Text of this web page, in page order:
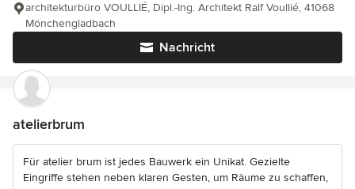
Nachricht
architekturbüro VOULLIÉ, Dipl.-Ing. Architekt Ralf Voullié, 41068
Mönchengladbach
atelierbrum
Für atelier brum ist jedes Bauwerk ein Unikat. Gezielte
Eingriffe stehen neben klaren Gesten, um Räume zu schaffen,